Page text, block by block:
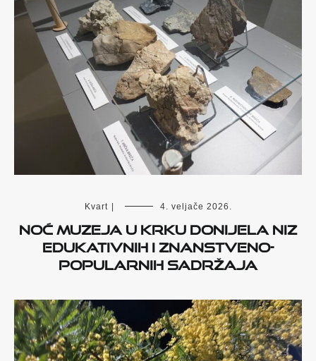
Kvart 4. veljače 2026.
Noć muzeja u Krku donijela niz
edukativnih i znanstveno-
popularnih sadržaja